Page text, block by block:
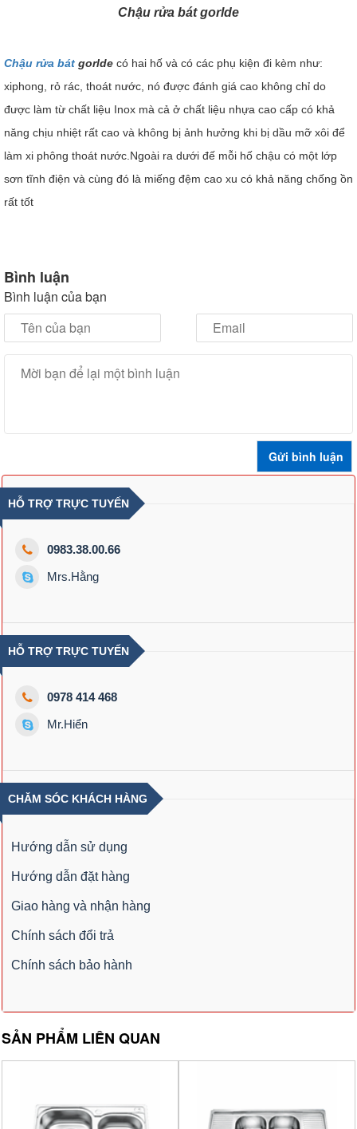
Chậu rửa bát gorlde
Chậu rửa bát gorlde có hai hố và có các phụ kiện đi kèm như:
xiphong, rỏ rác, thoát nước, nó được đánh giá cao không chỉ do
được làm từ chất liệu Inox mà cả ở chất liệu nhựa cao cấp có khả
năng chịu nhiệt rất cao và không bị ảnh hưởng khi bị dầu mỡ xôi để
làm xi phông thoát nước.Ngoài ra dưới đế mỗi hố chậu có một lớp
sơn tĩnh điện và cùng đó là miếng đệm cao xu có khả năng chống ồn
rất tốt
Bình luận
Bình luận của bạn
HỖ TRỢ TRỰC TUYẾN
0983.38.00.66
Mrs.Hằng
HỖ TRỢ TRỰC TUYẾN
0978 414 468
Mr.Hiển
CHĂM SÓC KHÁCH HÀNG
Hướng dẫn sử dụng
Hướng dẫn đặt hàng
Giao hàng và nhận hàng
Chính sách đổi trả
Chính sách bảo hành
SẢN PHẨM LIÊN QUAN